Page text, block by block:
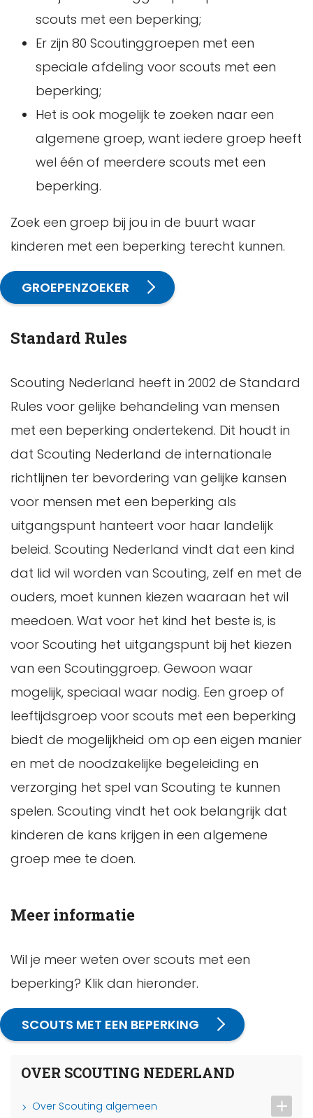
scouts met een beperking;
Er zijn 80 Scoutinggroepen met een
speciale afdeling voor scouts met een
beperking;
Het is ook mogelijk te zoeken naar een
algemene groep, want iedere groep heeft
wel één of meerdere scouts met een
beperking.
Zoek een groep bij jou in de buurt waar
kinderen met een beperking terecht kunnen.
GROEPENZOEKER
Standard Rules
Scouting Nederland heeft in 2002 de Standard
Rules voor gelijke behandeling van mensen
met een beperking ondertekend. Dit houdt in
dat Scouting Nederland de internationale
richtlijnen ter bevordering van gelijke kansen
voor mensen met een beperking als
uitgangspunt hanteert voor haar landelijk
beleid. Scouting Nederland vindt dat een kind
dat lid wil worden van Scouting, zelf en met de
ouders, moet kunnen kiezen waaraan het wil
meedoen. Wat voor het kind het beste is, is
voor Scouting het uitgangspunt bij het kiezen
van een Scoutinggroep. Gewoon waar
mogelijk, speciaal waar nodig. Een groep of
leeftijdsgroep voor scouts met een beperking
biedt de mogelijkheid om op een eigen manier
en met de noodzakelijke begeleiding en
verzorging het spel van Scouting te kunnen
spelen. Scouting vindt het ook belangrijk dat
kinderen de kans krijgen in een algemene
groep mee te doen.
Meer informatie
Wil je meer weten over scouts met een
beperking? Klik dan hieronder.
SCOUTS MET EEN BEPERKING
OVER SCOUTING NEDERLAND
Over Scouting algemeen